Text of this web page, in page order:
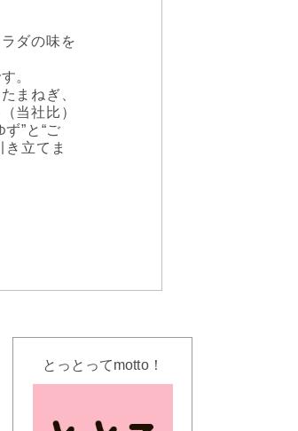
ダの味を
。
まねぎ、
当社比）
”と“ご
き立てま
とっとってmotto！